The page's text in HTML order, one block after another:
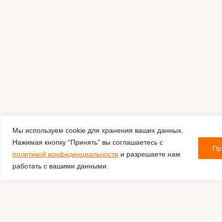
Мы используем cookie для хранения ваших данных.
Нажимая кнопку "Принять" вы соглашаетесь с
политикой конфиденциальности и разрешаете нам
работать с вашими данными.